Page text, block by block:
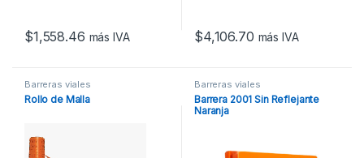
$1,558.46 más IVA $4,106.70 más IVA
Barreras viales
Rollo de Malla
Barreras viales
Barrera 2001 Sin Reflejante
Naranja